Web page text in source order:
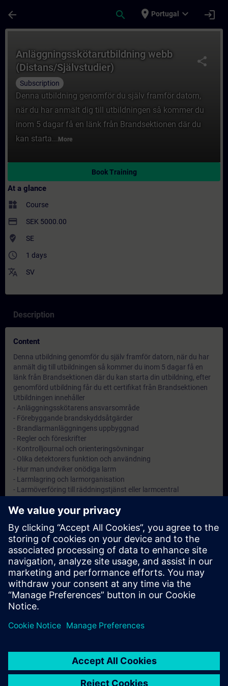
arrow_back search place Portugal expand_more login
share
Anläggningsskötarutbildning webb
(Distans/Självstudier)
Subscription
Denna utbildning genomför du själv framför datorn,
när du har anmält dig till utbildningen så kommer du
inom 5 dagar få en länk från Brandsektionen där du
kan starta... More
Book Training
At a glance
widgets Course
payment SEK 5000.00
where_to_vote SE
access_time 1 days
translate SV
Description
Content
Denna utbildning genomför du själv framför datorn, när du har
anmält dig till utbildningen så kommer du inom 5 dagar få en
länk från Brandsektionen där du kan starta din utbildning, efter
genomförd utbildning får du ett certifikat från Brandsektionen
Utbildningen innehåller
- Anläggningsskötarens ansvarsområde
- Förebyggande brandskyddsåtgärder
- Brandlarmanläggningens uppbyggnad
- Regler och föreskrifter
- Kontrolljournal och orienteringsövningar
- Olika detektorers funktion och användning
- Hur man undviker onödiga larm
- Larmlagring och larmorganisation
- Larmöverföring till räddningstjänst eller larmcentral
Objectives
Att ge anläggningsskötaren kännedom om sitt ansvar samt god
kunskap inom brandskydd.
Note
-
Target Group
Anläggningsskötare på automatiska brandlarmanläggningar.